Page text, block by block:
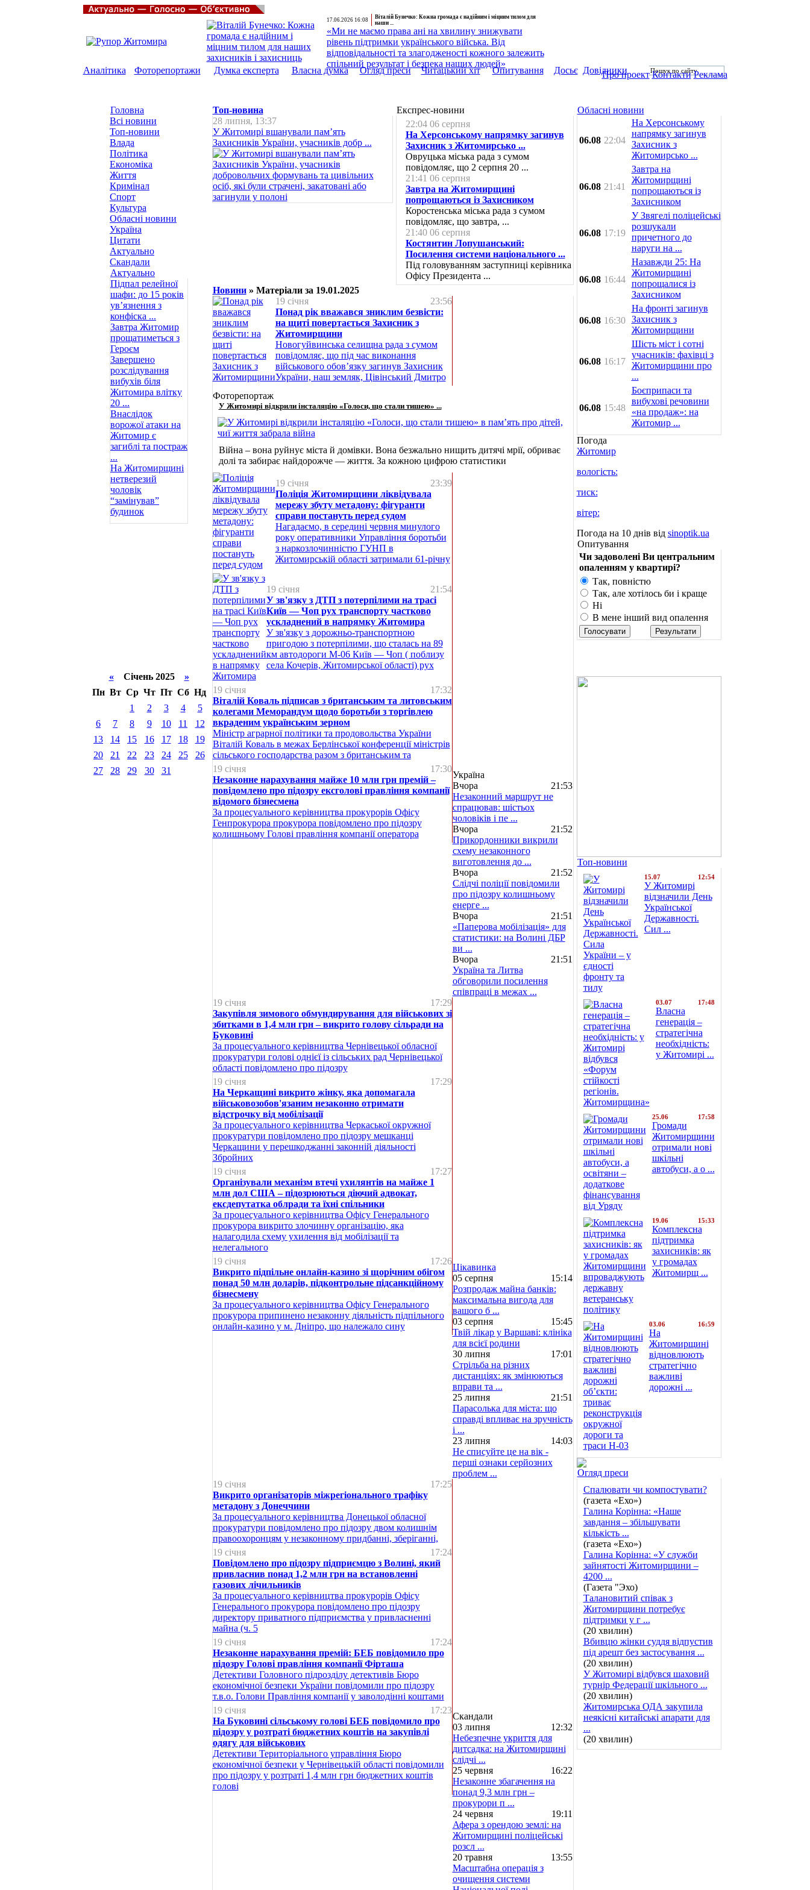
17.06.2026 16:08
Віталій Бунечко: Кожна громада є надійним і міцним тилом для
наши ...
«Ми не маємо права ані на хвилину знижувати
рівень підтримки українського війська. Від
відповідальності та злагодженості кожного залежить
спільний результат і безпека наших людей»
Про проект Контакти Реклама
Аналітика Фоторепортажи Думка експерта Власна думка Огляд преси Читацький хіт Опитування Досьє Довідники
Головна
Всі новини
Топ-новини
Влада
Політика
Економіка
Життя
Кримінал
Спорт
Культура
Обласні новини
Україна
Цитати
Актуально
Скандали
Актуально
Підпал релейної
шафи: до 15 років
ув’язнення з
конфіска ...
Завтра Житомир
прощатиметься з
Героєм
Завершено
розслідування
вибухів біля
Житомира влітку
20 ...
Внаслідок
ворожої атаки на
Житомир є
загиблі та постраж
...
На Житомирщині
нетверезий
чоловік
“замінував”
будинок
«Січень 2025 »
Пн Вт Ср Чт Пт Сб Нд
1
2 3 4
5
6
7 8 9 10 11
12
13
14 15 16 17 18
19
20
21 22 23 24 25
26
27
28 29 30 31
Топ-новина
28 липня, 13:37
У Житомирі вшанували пам’ять
Захисників України, учасників добр ...
Експрес-новини
22:04 06 серпня
На Херсонському напрямку загинув
Захисник з Житомирсько ...
Овруцька міська рада з сумом
повідомляє, що 2 серпня 20 ...
21:41 06 серпня
Завтра на Житомирщині
попрощаються із Захисником
Коростенська міська рада з сумом
повідомляє, що завтра, ...
21:40 06 серпня
Костянтин Лопушанський:
Посилення системи національного ...
Під головуванням заступниці керівника
Офісу Президента ...
Новини» Матеріали за 19.01.2025
19 січня
23:56
Понад рік вважався зниклим безвісти:
на щиті повертається Захисник з
Житомирщини
Новогуйвинська селищна рада з сумом
повідомляє, що під час виконання
військового обов’язку загинув Захисник
України, наш земляк, Цівінський Дмитро
Фоторепортаж
У Житомирі відкрили інсталяцію «Голоси, що стали тишею» ...
Війна – вона руйнує міста й домівки. Вона безжально нищить дитячі мрії, обриває
долі та забирає найдорожче — життя. За кожною цифрою статистики
19 січня
23:39
Поліція Житомирщини ліквідувала
мережу збуту метадону: фігуранти
справи постануть перед судом
Нагадаємо, в середині червня минулого
року оперативники Управління боротьби
з наркозлочинністю ГУНП в
Житомирській області затримали 61-річну
19 січня
21:54
У зв'язку з ДТП з потерпілими на трасі
Київ — Чоп рух транспорту частково
ускладнений в напрямку Житомира
У зв'язку з дорожньо-транспортною
пригодою з потерпілими, що сталась на 89
км автодороги М-06 Київ — Чоп ( поблизу
села Кочерів, Житомирської області) рух
19 січня
17:32
Віталій Коваль підписав з британським та литовським
колегами Меморандум щодо боротьби з торгівлею
вкраденим українським зерном
Міністр аграрної політики та продовольства України
Віталій Коваль в межах Берлінської конференції міністрів
сільського господарства разом з британським та
19 січня
17:30
Незаконне нарахування майже 10 млн грн премій –
повідомлено про підозру ексголові правління компанії
відомого бізнесмена
За процесуального керівництва прокурорів Офісу
Генпрокурора прокурора повідомлено про підозру
колишньому Голові правління компанії оператора
Україна
Вчора
21:53
Незаконний маршрут не
спрацював: шістьох
чоловіків і пе ...
Вчора
21:52
Прикордонники викрили
схему незаконного
виготовлення до ...
Вчора
21:52
Слідчі поліції повідомили
про підозру колишньому
енерге ...
Вчора
21:51
«Паперова мобілізація» для
статистики: на Волині ДБР
ви ...
Вчора
21:51
Україна та Литва
обговорили посилення
співпраці в межах ...
19 січня
17:29
Закупівля зимового обмундирування для військових зі
збитками в 1,4 млн грн – викрито голову сільради на
Буковині
За процесуального керівництва Чернівецької обласної
прокуратури голові однієї із сільських рад Чернівецької
області повідомлено про підозру
19 січня
17:29
На Черкащині викрито жінку, яка допомагала
військовозобов'язаним незаконно отримати
відстрочку від мобілізації
За процесуального керівництва Черкаської окружної
прокуратури повідомлено про підозру мешканці
Черкащини у перешкоджанні законній діяльності
Збройних
19 січня
17:27
Організували механізм втечі ухилянтів на майже 1
млн дол США – підозрюються діючий адвокат,
ексдепутатка облради та їхні спільники
За процесуального керівництва Офісу Генерального
прокурора викрито злочинну організацію, яка
налагодила схему ухилення від мобілізації та
нелегального
19 січня
17:26
Викрито підпільне онлайн-казино зі щорічним обігом
понад 50 млн доларів, підконтрольне підсанкційному
бізнесмену
За процесуального керівництва Офісу Генерального
прокурора припинено незаконну діяльність підпільного
онлайн-казино у м. Дніпро, що належало сину
Цікавинка
05 серпня
15:14
Розпродаж майна банків:
максимальна вигода для
вашого б ...
03 серпня
15:45
Твій лікар у Варшаві: клініка
для всієї родини
30 липня
17:01
Стрільба на різних
дистанціях: як змінюються
вправи та ...
25 липня
21:51
Парасолька для міста: що
справді впливає на зручність
і ...
23 липня
14:03
Не списуйте це на вік -
перші ознаки серйозних
проблем ...
19 січня
17:25
Викрито організаторів міжрегіонального трафіку
метадону з Донеччини
За процесуального керівництва Донецької обласної
прокуратури повідомлено про підозру двом колишнім
правоохоронцям у незаконному придбанні, зберіганні,
19 січня
17:24
Повідомлено про підозру підприємцю з Волині, який
привласнив понад 1,2 млн грн на встановленні
газових лічильників
За процесуального керівництва прокурорів Офісу
Генерального прокурора повідомлено про підозру
директору приватного підприємства у привласненні
майна (ч. 5
19 січня
17:24
Незаконне нарахування премій: БЕБ повідомило про
підозру Голові правління компанії Фірташа
Детективи Головного підрозділу детективів Бюро
економічної безпеки України повідомили про підозру
т.в.о. Голови Правління компанії у заволодінні коштами
19 січня
17:23
На Буковині сільському голові БЕБ повідомило про
підозру у розтраті бюджетних коштів на закупівлі
одягу для військових
Детективи Територіального управління Бюро
економічної безпеки у Чернівецькій області повідомили
про підозру у розтраті 1,4 млн грн бюджетних коштів
голові
Скандали
03 липня
12:32
Небезпечне укриття для
дитсадка: на Житомирщині
слідчі ...
25 червня
16:22
Незаконне збагачення на
понад 9,3 млн грн –
прокурори п ...
24 червня
19:11
Афера з орендою землі: на
Житомирщині поліцейські
розсл ...
20 травня
13:55
Масштабна операція з
очищення системи
Обласні новини
06.08 22:04
На Херсонському
напрямку загинув
Захисник з
Житомирсько ...
06.08 21:41
Завтра на
Житомирщині
попрощаються із
Захисником
06.08 17:19
У Звягелі поліцейські
розшукали
причетного до
наруги на ...
06.08 16:44
Назавжди 25: На
Житомирщині
попрощалися із
Захисником
06.08 16:30
На фронті загинув
Захисник з
Житомирщини
06.08 16:17
Шість міст і сотні
учасників: фахівці з
Житомирщини про
...
06.08 15:48
Боєприпаси та
вибухові речовини
«на продаж»: на
Житомир ...
Погода
Житомир
вологість:
тиск:
вітер:
Погода на 10 днів від sinoptik.ua
Опитування
Чи задоволені Ви центральним
опаленням у квартирі?
Так, повністю
Так, але хотілось би і краще
Ні
В мене інший вид опалення
Топ-новини
15.07 12:54
У Житомирі
відзначили День
Української
Державності.
Сил ...
03.07 17:48
Власна
генерація –
стратегічна
необхідність:
у Житомирі ...
25.06 17:58
Громади
Житомирщини
отримали нові
шкільні
автобуси, а о ...
19.06 15:33
Комплексна
підтримка
захисників: як
у громадах
Житомирщ ...
03.06 16:59
На
Житомирщині
відновлюють
стратегічно
важливі
дорожні ...
Огляд преси
Спалювати чи компостувати?
(газета «Ехо»)
Галина Корінна: «Наше
завдання – збільшувати
кількість ...
(газета «Ехо»)
Галина Корінна: «У служби
зайнятості Житомирщини –
4200 ...
(Газета "Эхо)
Талановитий співак з
Житомирщини потребує
підтримки у г ...
(20 хвилин)
Вбивцю жінки суддя відпустив
під арешт без застосування ...
(20 хвилин)
У Житомирі відбувся шаховий
турнір Федерації шкільного ...
(20 хвилин)
Житомирська ОДА закупила
неякісні китайські апарати для
...
(20 хвилин)